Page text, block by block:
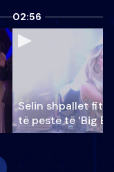
02:56
Selin shpallet
të pestë të ‘Big